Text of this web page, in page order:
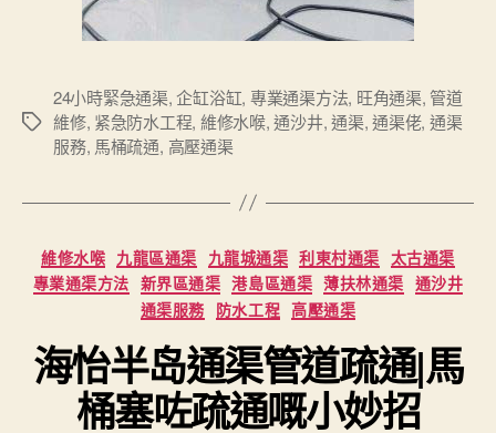
Tags
24小時緊急通渠,企缸浴缸, 專業通渠方法, 旺角通渠, 管道
維修, 紧急防水工程, 維修水喉,通沙井,通渠,通渠佬, 通渠
服務, 馬桶疏通, 高壓通渠
Categories
維修水喉 九龍區通渠 九龍城通渠 利東村通渠 太古通渠
專業通渠方法 新界區通渠 港島區通渠 薄扶林通渠 通沙井
通渠服務 防水工程 高壓通渠
海怡半岛通渠管道疏通|馬
桶塞咗疏通嘅小妙招